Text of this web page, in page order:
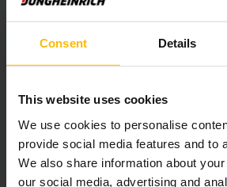
Consent Details
This website uses cookies
We use cookies to personalise
provide social media features and to
We also share information about
our social media, advertising and
Daudzveidīgas palīgsistēmas un
EasyAccess
4 collu pilnkrāsu displejs